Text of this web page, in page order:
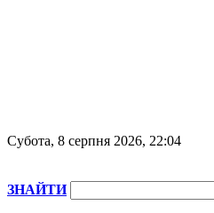
Субота, 8 серпня 2026, 22:04
ЗНАЙТИ